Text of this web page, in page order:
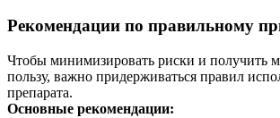
Рекомендации по правильному
Чтобы минимизировать риски и получить
пользу, важно придерживаться правил
препарата.
Основные рекомендации: